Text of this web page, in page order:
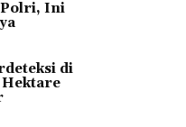
Polri, Ini
di
Hektare